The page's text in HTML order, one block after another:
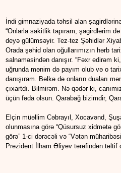
İndi gimnaziyada təhsil alan
“Onlarla sakitlik tapıram, şagirdlərim
deyə gülümsəyir. Tez-tez Şəhidlər
Orada şəhid olan oğullarımızın hərb
salnaməsindən danışır. “Fəxr edirəm
uğrunda mənim də payım olub və o
danışıram. Bəlkə də onların duaları
çıxartdı. Bilmirəm. Nə qədər ki,
üçün fəda olsun. Qarabağ bizimdir,
Elçin müəllim Cəbrayıl, Xocavənd,
olunmasına görə “Qüsursuz xidmətə
görə” 1-ci dərəcəli və “Vətən
Prezident İlham Əliyev tərəfindən təltif